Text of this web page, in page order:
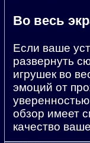
Во весь
Если ваше
развернуть
игрушек во
эмоций от
обзор имеет
качество